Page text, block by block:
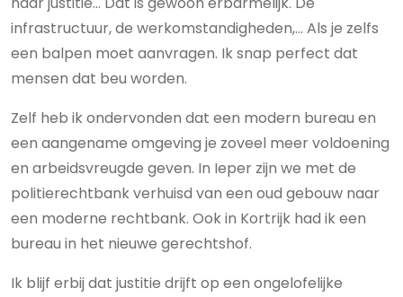
infrastructuur, de werkomstandigheden,… Als je zelfs
een balpen moet aanvragen. Ik snap perfect dat
mensen dat beu worden.
Zelf heb ik ondervonden dat een modern bureau en
een aangename omgeving je zoveel meer voldoening
en arbeidsvreugde geven. In Ieper zijn we met de
politierechtbank verhuisd van een oud gebouw naar
een moderne rechtbank. Ook in Kortrijk had ik een
bureau in het nieuwe gerechtshof.
Ik blijf erbij dat justitie drijft op een ongelofelijke